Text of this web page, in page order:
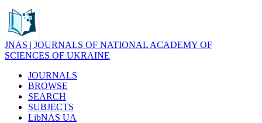
JNAS | JOURNALS OF NATIONAL ACADEMY OF
SCIENCES OF UKRAINE
JOURNALS
BROWSE
SEARCH
SUBJECTS
LibNAS UA